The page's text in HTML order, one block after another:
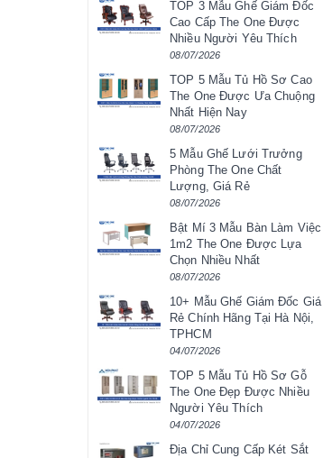
TOP 3 Mẫu Ghế Giám Đốc
Cao Cấp The One Được
Nhiều Người Yêu Thích
08/07/2026
TOP 5 Mẫu Tủ Hồ Sơ Cao
The One Được Ưa Chuộng
Nhất Hiện Nay
08/07/2026
5 Mẫu Ghế Lưới Trưởng
Phòng The One Chất
Lượng, Giá Rẻ
08/07/2026
Bật Mí 3 Mẫu Bàn Làm Việc
1m2 The One Được Lựa
Chọn Nhiều Nhất
08/07/2026
10+ Mẫu Ghế Giám Đốc Giá
Rẻ Chính Hãng Tại Hà Nội,
TPHCM
04/07/2026
TOP 5 Mẫu Tủ Hồ Sơ Gỗ
The One Đẹp Được Nhiều
Người Yêu Thích
04/07/2026
Địa Chỉ Cung Cấp Két Sắt